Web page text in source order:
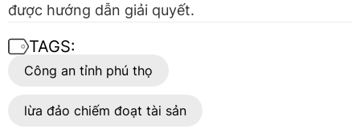
được hướng dẫn giải quyết.
TAGS:
Công an tỉnh phú thọ
lừa đảo chiếm đoạt tài sản